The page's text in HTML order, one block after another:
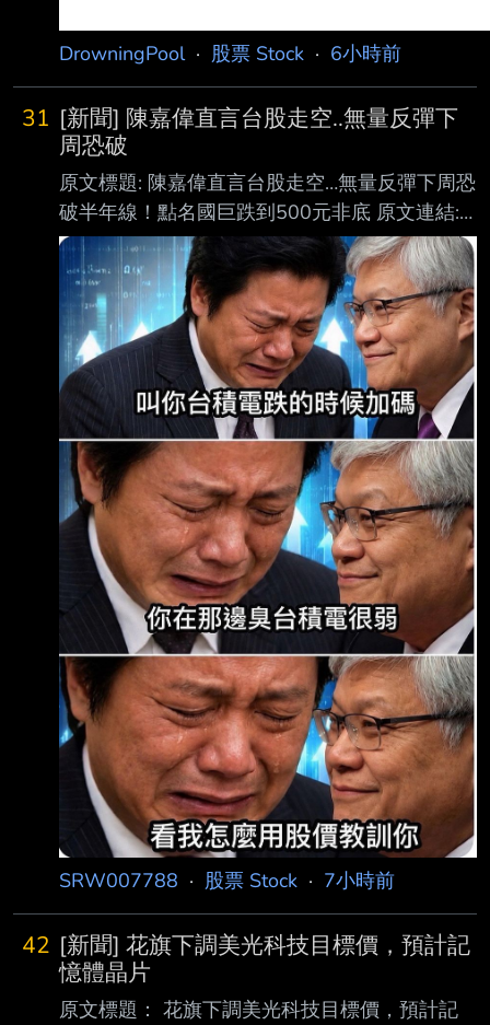
DrowningPool· 股票 Stock · 6小時前
31 [新聞] 陳嘉偉直言台股走空..無量反彈下
周恐破
原文標題: 陳嘉偉直言台股走空…無量反彈下周恐
破半年線！點名國巨跌到500元非底 原文連結:
https://udn.com/news/story/12806/9677420?
from=udn-catebreaknews_ch2 發布時間：
2026-08-07 15:35 記者署名： 聯合新聞網／
綜合報導 原文內容: 台股在經歷短期反彈後，市
場的多空對決又變得熱起來。分析師陳嘉偉在影
音節目中直接開 嗆，強調台股跟國際科技股的
空頭趨勢根本沒變！ 之前大盤的拉抬只不過是
「無量反彈」跟「最後逃命波」，接下來隨
SRW007788 · 股票 Stock · 7小時前
42 [新聞] 花旗下調美光科技目標價，預計記
憶體晶片
原文標題： 花旗下調美光科技目標價，預計記